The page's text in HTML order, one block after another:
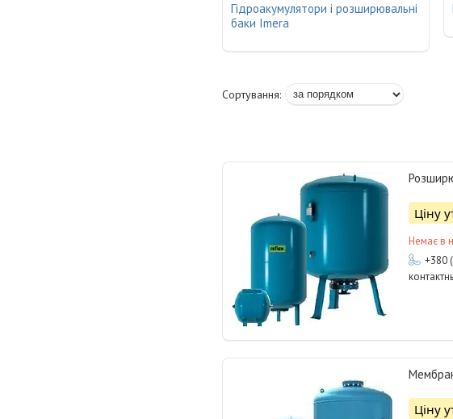
Гідроакумулятори і розширювальні
баки Imera
Ціну
Немає в
+380
Ціну